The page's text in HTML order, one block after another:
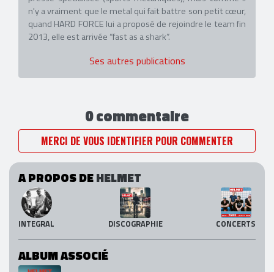
n'y a vraiment que le metal qui fait battre son petit cœur,
quand HARD FORCE lui a proposé de rejoindre le team fin
2013, elle est arrivée “fast as a shark”.
Ses autres publications
0 commentaire
MERCI DE VOUS IDENTIFIER POUR COMMENTER
A PROPOS DEHELMET
INTEGRAL DISCOGRAPHIE CONCERTS
ALBUM ASSOCIÉ